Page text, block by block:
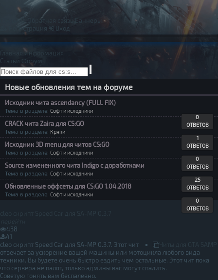
Обратная связь
Баннеры
Регистрация
Вход
Главная
Информация
Статьи Форум
Новые обновления тем на форуме
Исходник чита ascendancy (FULL FIX)
Тема в разделе: Софт и исходники
0
ОТВЕТОВ
CRACK чита Zaira для CS:GO
Тема в разделе: Кряки
1
ОТВЕТОВ
Исходник 3D menu для читов CS:GO
Тема в разделе: Софт и исходники
0
ОТВЕТОВ
Source измененного чита Indigo с доработками
Тема в разделе: Софт и исходники
25
ОТВЕТОВ
Обновленные оффсеты для CS:GO 1.04.2018
Тема в разделе: Софт и исходники
0
ОТВЕТОВ
438
41
cleo скрипт Speed Car для SA-MP 0.3.7. Этот чит
отвечает за ускорение вашей машины или мотоцикла любого вида
техники. Вы будете очень быстро ездить чем остальные. Этот чит пока
что сервера не палят, только админы вас могут спалить.
Советую гонять вам беспалевно.